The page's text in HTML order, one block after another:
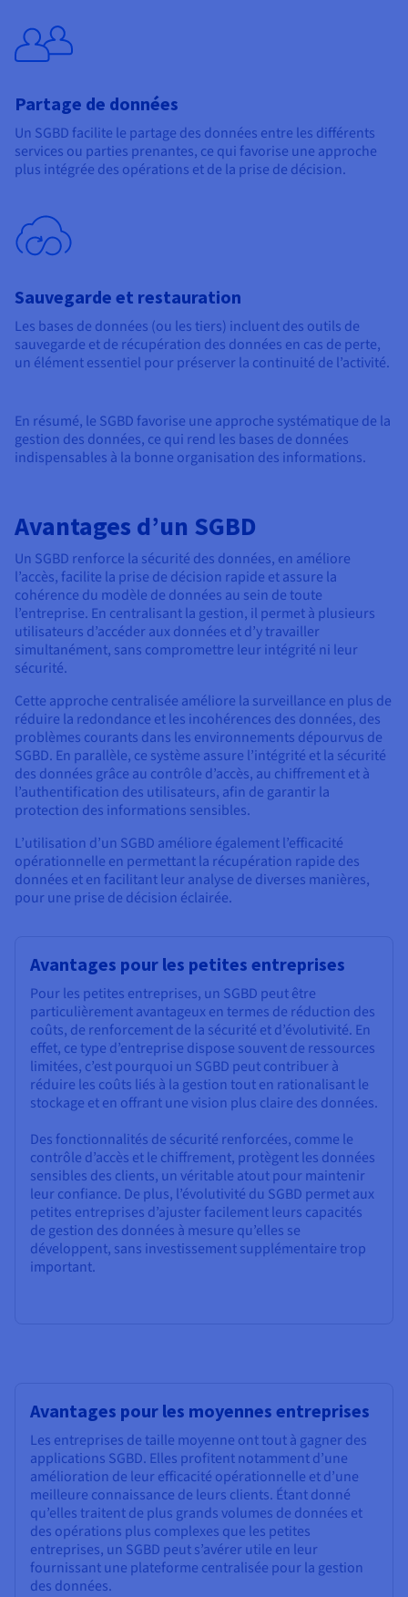
Partage de données
Un SGBD facilite le partage des données entre les différents
services ou parties prenantes, ce qui favorise une approche
plus intégrée des opérations et de la prise de décision.
Sauvegarde et restauration
Les bases de données (ou les tiers) incluent des outils de
sauvegarde et de récupération des données en cas de perte,
un élément essentiel pour préserver la continuité de l’activité.
En résumé, le SGBD favorise une approche systématique de la
gestion des données, ce qui rend les bases de données
indispensables à la bonne organisation des informations.
Avantages d’un SGBD
Un SGBD renforce la sécurité des données, en améliore
l’accès, facilite la prise de décision rapide et assure la
cohérence du modèle de données au sein de toute
l’entreprise. En centralisant la gestion, il permet à plusieurs
utilisateurs d’accéder aux données et d’y travailler
simultanément, sans compromettre leur intégrité ni leur
sécurité.
Cette approche centralisée améliore la surveillance en plus de
réduire la redondance et les incohérences des données, des
problèmes courants dans les environnements dépourvus de
SGBD. En parallèle, ce système assure l’intégrité et la sécurité
des données grâce au contrôle d’accès, au chiffrement et à
l’authentification des utilisateurs, afin de garantir la
protection des informations sensibles.
L’utilisation d’un SGBD améliore également l’efficacité
opérationnelle en permettant la récupération rapide des
données et en facilitant leur analyse de diverses manières,
pour une prise de décision éclairée.
Avantages pour les petites entreprises
Pour les petites entreprises, un SGBD peut être
particulièrement avantageux en termes de réduction des
coûts, de renforcement de la sécurité et d’évolutivité. En
effet, ce type d’entreprise dispose souvent de ressources
limitées, c’est pourquoi un SGBD peut contribuer à
réduire les coûts liés à la gestion tout en rationalisant le
stockage et en offrant une vision plus claire des données.
Des fonctionnalités de sécurité renforcées, comme le
contrôle d’accès et le chiffrement, protègent les données
sensibles des clients, un véritable atout pour maintenir
leur confiance. De plus, l’évolutivité du SGBD permet aux
petites entreprises d’ajuster facilement leurs capacités
de gestion des données à mesure qu’elles se
développent, sans investissement supplémentaire trop
important.
Avantages pour les moyennes entreprises
Les entreprises de taille moyenne ont tout à gagner des
applications SGBD. Elles profitent notamment d’une
amélioration de leur efficacité opérationnelle et d’une
meilleure connaissance de leurs clients. Étant donné
qu’elles traitent de plus grands volumes de données et
des opérations plus complexes que les petites
entreprises, un SGBD peut s’avérer utile en leur
fournissant une plateforme centralisée pour la gestion
des données.